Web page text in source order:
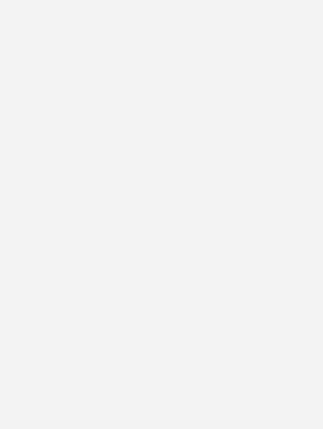
Problem mit dem SBZ
erhalten Sie regelmäßig von uns
und Neuigkeiten, gebündelt und
Newsletter bin ich damit einverstanden, über
Online-Angebote
Co. KG
widerrufen und eine Abmeldung ist
zum Umgang mit Daten finden Sie